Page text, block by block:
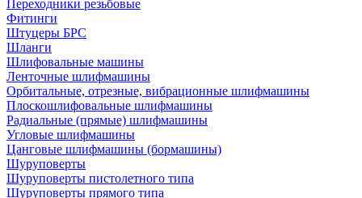
Переходники резьбовые
Фитинги
Штуцеры БРС
Шланги
Шлифовальные машины
Ленточные шлифмашины
Орбитальные, отрезные, вибрационные шлифмашины
Плоскошлифовальные шлифмашины
Радиальные (прямые) шлифмашины
Угловые шлифмашины
Цанговые шлифмашины (бормашины)
Шуруповерты
Шуруповерты пистолетного типа
Шуруповерты прямого типа